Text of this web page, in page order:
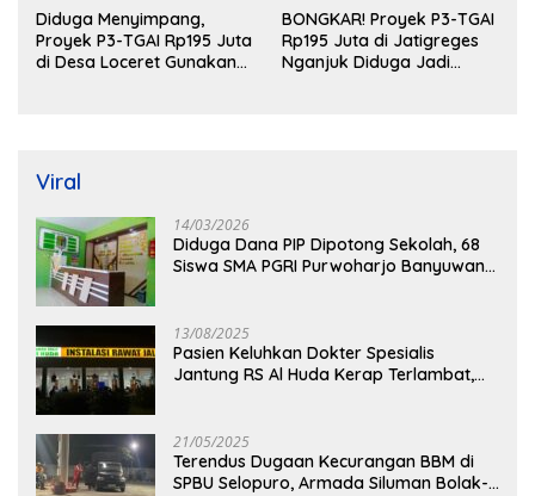
Diduga Menyimpang,
Proyek P3-TGAI Rp195 Juta
di Desa Loceret Gunakan
BONGKAR! Proyek P3-TGAI
Rp195 Juta di Jatigreges
Nganjuk Diduga Jadi
Viral
14/03/2026
Diduga Dana PIP Dipotong Sekolah, 68
Siswa SMA PGRI Purwoharjo Banyuwangi
13/08/2025
Pasien Keluhkan Dokter Spesialis
Jantung RS Al Huda Kerap Terlambat,
21/05/2025
Terendus Dugaan Kecurangan BBM di
SPBU Selopuro, Armada Siluman Bolak-